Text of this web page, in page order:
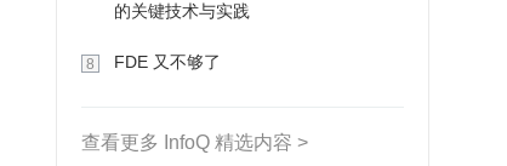
的关键技术与实践
8 FDE 又不够了
查看更多 InfoQ 精选内容 >